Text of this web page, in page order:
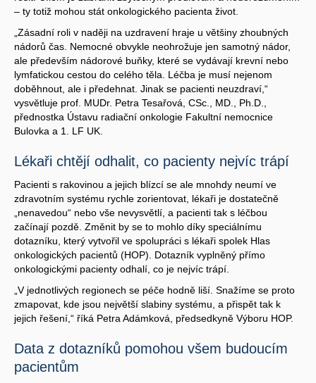
– ty totiž mohou stát onkologického pacienta život.
„Zásadní roli v naději na uzdravení hraje u většiny zhoubných
nádorů čas. Nemocné obvykle neohrožuje jen samotný nádor,
ale především nádorové buňky, které se vydávají krevní nebo
lymfatickou cestou do celého těla. Léčba je musí nejenom
doběhnout, ale i předehnat. Jinak se pacienti neuzdraví,“
vysvětluje prof. MUDr. Petra Tesařová, CSc., MD., Ph.D.,
přednostka Ústavu radiační onkologie Fakultní nemocnice
Bulovka a 1. LF UK.
Lékaři chtějí odhalit, co pacienty nejvíc trápí
Pacienti s rakovinou a jejich blízcí se ale mnohdy neumí ve
zdravotním systému rychle zorientovat, lékaři je dostatečně
„nenavedou“ nebo vše nevysvětlí, a pacienti tak s léčbou
začínají pozdě. Změnit by se to mohlo díky speciálnímu
dotazníku, který vytvořil ve spolupráci s lékaři spolek Hlas
onkologických pacientů (HOP). Dotazník vyplněný přímo
onkologickými pacienty odhalí, co je nejvíc trápí.
„V jednotlivých regionech se péče hodně liší. Snažíme se proto
zmapovat, kde jsou největší slabiny systému, a přispět tak k
jejich řešení,“ říká Petra Adámková, předsedkyně Výboru HOP.
Data z dotazníků pomohou všem budoucím
pacientům